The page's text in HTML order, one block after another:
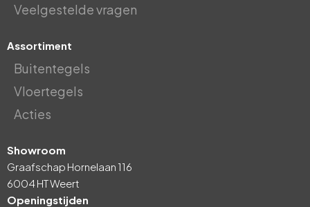
Veelgestelde vragen
Assortiment
Buitentegels
Vloertegels
Acties
Showroom
Graafschap Hornelaan 116
6004 HT Weert
Openingstijden